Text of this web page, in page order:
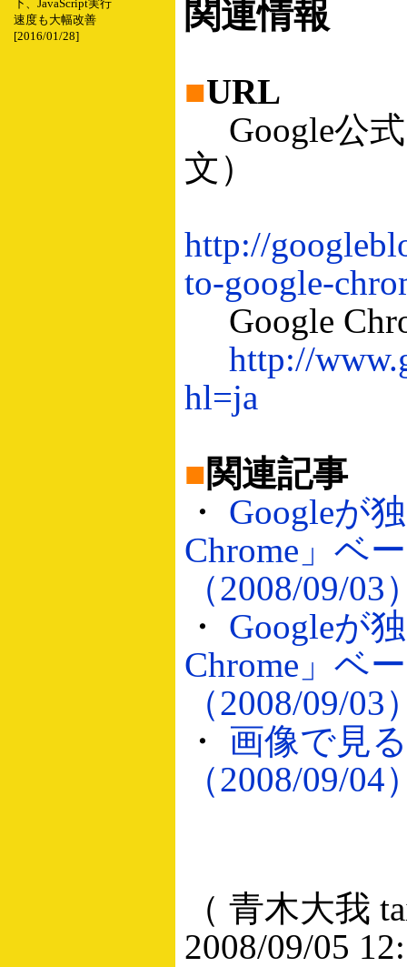
下、JavaScript実行
速度も大幅改善
[2016/01/28]
関連情報
■URL
Google公
文）
http://
to-google-
Google
http://
hl=ja
■関連記事
・ Googleが
Chrome」ベ
（2008/09/03
・ Googleが
Chrome」ベ
（2008/09/03
・ 画像で見
（2008/09/04
（ 青木大我
2008/09/05